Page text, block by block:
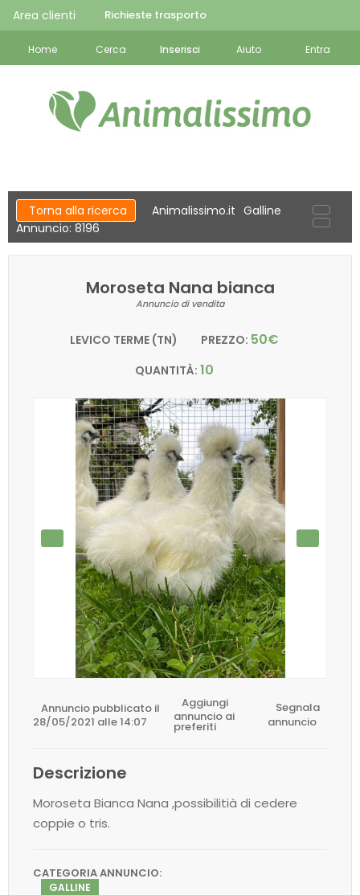
Area clienti Richieste trasporto
Home Cerca Inserisci Aiuto Entra
Torna alla ricerca Animalissimo.it Galline
Annuncio: 8196
Moroseta Nana bianca
Annuncio di vendita
LEVICO TERME (TN) PREZZO: 50€
QUANTITÀ: 10
Annuncio pubblicato il
28/05/2021 alle 14:07
Aggiungi
annuncio ai
preferiti
Segnala
annuncio
Descrizione
Moroseta Bianca Nana ,possibilitià di cedere
coppie o tris.
CATEGORIA ANNUNCIO:
GALLINE